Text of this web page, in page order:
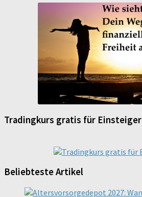
Tradingkurs gratis für Einsteiger
Beliebteste Artikel